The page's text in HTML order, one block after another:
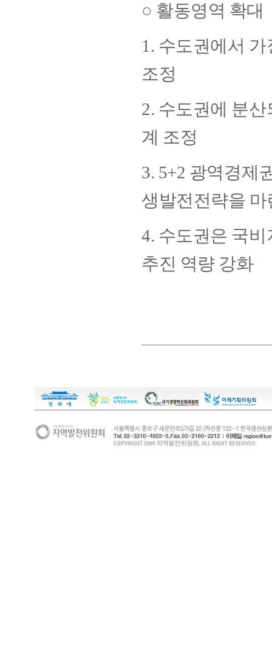
○ 활동영역 확대
1. 수도권에서
조정
2. 수도권에 분
계 조정
3. 5+2 광역경제
생발전전략을 마
4. 수도권은 국
추진 역량 강화